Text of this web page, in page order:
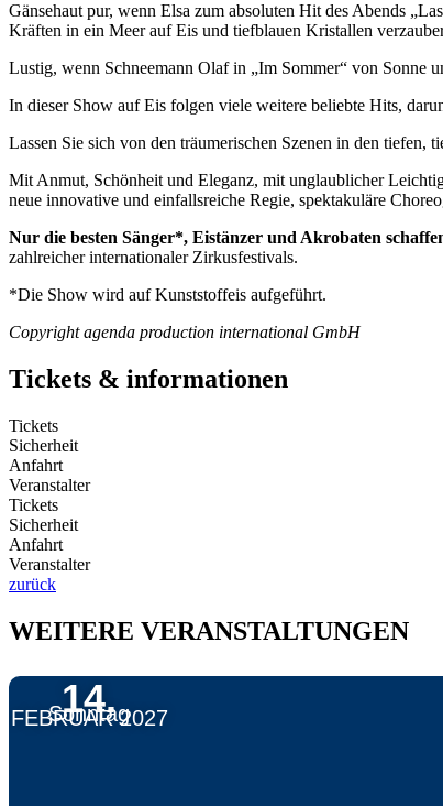
Gänsehaut pur, wenn Elsa zum absoluten Hit des Abends
Kräften in ein Meer auf Eis und tiefblauen Kristallen
Lustig, wenn Schneemann Olaf in „Im Sommer“ von Sonne
In dieser Show auf Eis folgen viele weitere beliebte Hits,
Lassen Sie sich von den träumerischen Szenen in den tiefen,
Mit Anmut, Schönheit und Eleganz, mit unglaublicher
neue innovative und einfallsreiche Regie, spektakuläre
Nur die besten Sänger*, Eistänzer und Akrobaten
zahlreicher internationaler Zirkusfestivals.
*Die Show wird auf Kunststoffeis aufgeführt.
Copyright agenda production international GmbH
Tickets & informationen
Tickets
Sicherheit
Anfahrt
Veranstalter
Tickets
Sicherheit
Anfahrt
Veranstalter
zurück
WEITERE VERANSTALTUNGEN
14.
FEBRUAR 2027
Sonntag